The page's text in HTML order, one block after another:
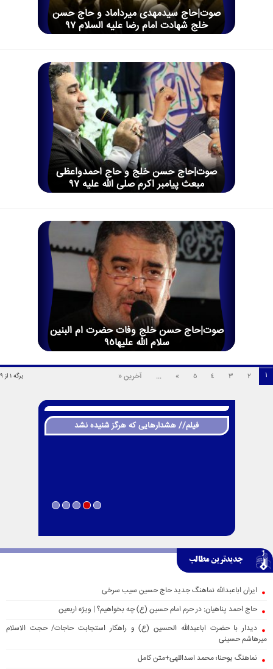
صوت|حاج سیدمهدی میرداماد و حاج حسن
خلج شهادت امام رضا علیه السلام 97
صوت|حاج حسن خلج و حاج احمدواعظی
مبعث پیامبر اکرم صلی الله علیه 97
صوت|حاج حسن خلج وفات حضرت ام البنین
سلام الله علیها95
برگه 1 از 9 1
2
3
4
5
»
... آخرین «
فیلم// هشدارهایی که هرگز شنیده نشد
جدیدترین مطالب
ایران اباعبدالله نماهنگ جدید حاج حسین سیب سرخی
حاج احمد پناهیان: در حرم امام حسین (ع) چه بخواهیم؟ | ویژه اربعین
دیدار با حضرت اباعبدالله الحسین (ع) و راهکار استجابت حاجات/ حجت الاسلام
میرهاشم حسینی
نماهنگ یوحنا؛ محمد اسداللهی+متن کامل